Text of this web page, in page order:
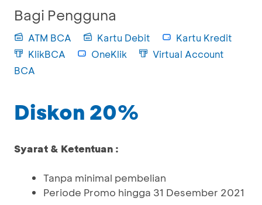
Bagi Pengguna
ATM BCA Kartu Debit
Kartu Kredit
KlikBCA
OneKlik
Virtual Account
BCA
Diskon 20%
Syarat & Ketentuan :
Tanpa minimal pembelian
Periode Promo hingga 31 Desember 2021